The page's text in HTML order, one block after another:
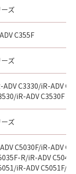
ズ
C355F
ズ
ADV C3330/iR-ADV
iR-ADV C3530F
ズ
C5030F/iR-ADV
R/iR-ADV
iR-ADV C5051F/